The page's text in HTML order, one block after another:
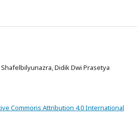
Shafelbilyunazra, Didik Dwi Prasetya
Commons Attribution 4.0 International